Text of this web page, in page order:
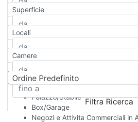
Casa indipendente
Casa Semi-indipendente
Attico/Mansarda
Rustico/Casale
Camera d'Albergo
Multiproprietà
Palazzo/Stabile
Box/Garage
Negozi e Attivita Commerciali in
Superficie
Locali
Camere
Ordine Predefinito
Filtra Ricerca